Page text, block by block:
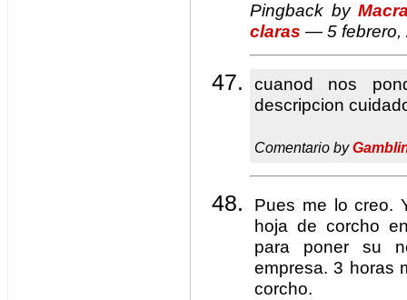
Pingback by
claras — 5 febrero,
cuanod nos
descripcion
Comentario by
Pues me lo creo.
hoja de corcho
para poner su
empresa. 3 horas
corcho.